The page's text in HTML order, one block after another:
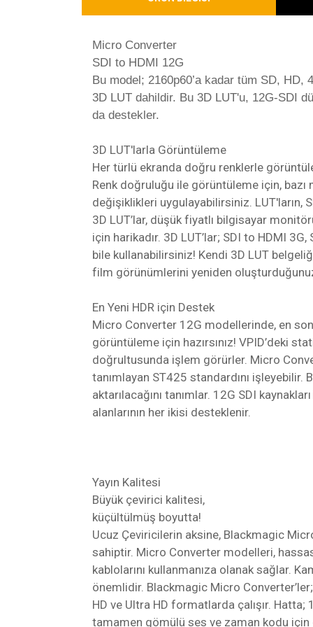
Micro Converter
SDI to HDMI 12G
Bu model; 2160p60’a kadar tüm SD,
3D LUT dahildir. Bu 3D LUT'u, 12G-SDI
da destekler.
3D LUT'larla Görüntüleme
Her türlü ekranda doğru renklerle
Renk doğruluğu ile görüntüleme için,
değişiklikleri uygulayabilirsiniz. LUT'ların,
3D LUT’lar, düşük fiyatlı bilgisayar
için harikadır. 3D LUT’lar; SDI to HDMI
bile kullanabilirsiniz! Kendi 3D LUT
film görünümlerini yeniden
En Yeni HDR için Destek
Micro Converter 12G modellerinde, en
görüntüleme için hazırsınız! VPID’deki
doğrultusunda işlem görürler. Micro
tanımlayan ST425 standardını
aktarılacağını tanımlar. 12G SDI
alanlarının her ikisi desteklenir.
Yayın Kalitesi
Büyük çevirici kalitesi,
küçültülmüş boyutta!
Ucuz Çeviricilerin aksine, Blackmagic
sahiptir. Micro Converter modelleri,
kablolarını kullanmanıza olanak sağlar.
önemlidir. Blackmagic Micro
HD ve Ultra HD formatlarda çalışır.
tamamen gömülü ses ve zaman kodu için